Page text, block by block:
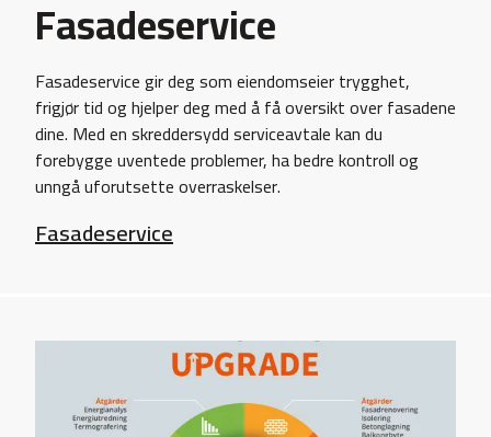
Fasadeservice
Fasadeservice gir deg som eiendomseier trygghet,
frigjør tid og hjelper deg med å få oversikt over fasadene
dine. Med en skreddersydd serviceavtale kan du
forebygge uventede problemer, ha bedre kontroll og
unngå uforutsette overraskelser.
Fasadeservice